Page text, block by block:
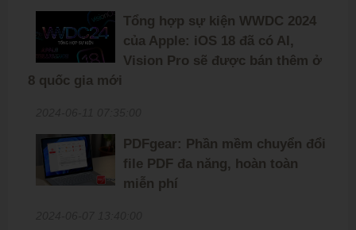
Tổng hợp sự kiện WWDC 2024
của Apple: iOS 18 đã có AI,
Vision Pro sẽ được bán thêm ở
8 quốc gia mới
PDFgear: Phần mềm chuyển đổi
file PDF đa năng, hoàn toàn
miễn phí